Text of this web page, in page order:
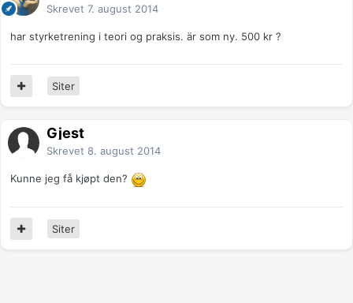
Skrevet 7. august 2014
har styrketrening i teori og praksis. är som ny. 500 kr ?
Siter
Gjest
Skrevet 8. august 2014
Kunne jeg få kjøpt den?
Siter